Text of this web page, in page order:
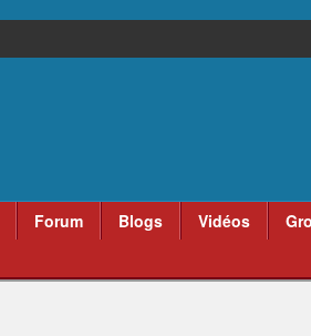
Forum Blogs Vidéos